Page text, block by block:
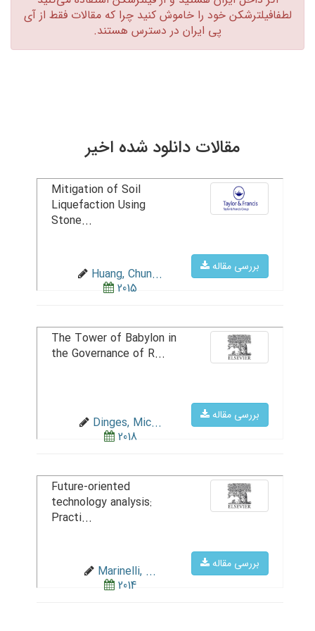
لطفافیلترشکن خود را خاموش کنید چرا که مقالات فقط از آی
پی ایران در دسترس هستند.‏
مقالات دانلود شده اخیر
بررسی مقاله
Mitigation of Soil
Liquefaction Using
Stone...
Huang, Chun...
2015
بررسی مقاله
The Tower of Babylon in
the Governance of R...
Dinges, Mic...
2018
بررسی مقاله
Future-oriented
technology analysis:
Practi...
Marinelli, ...
2014